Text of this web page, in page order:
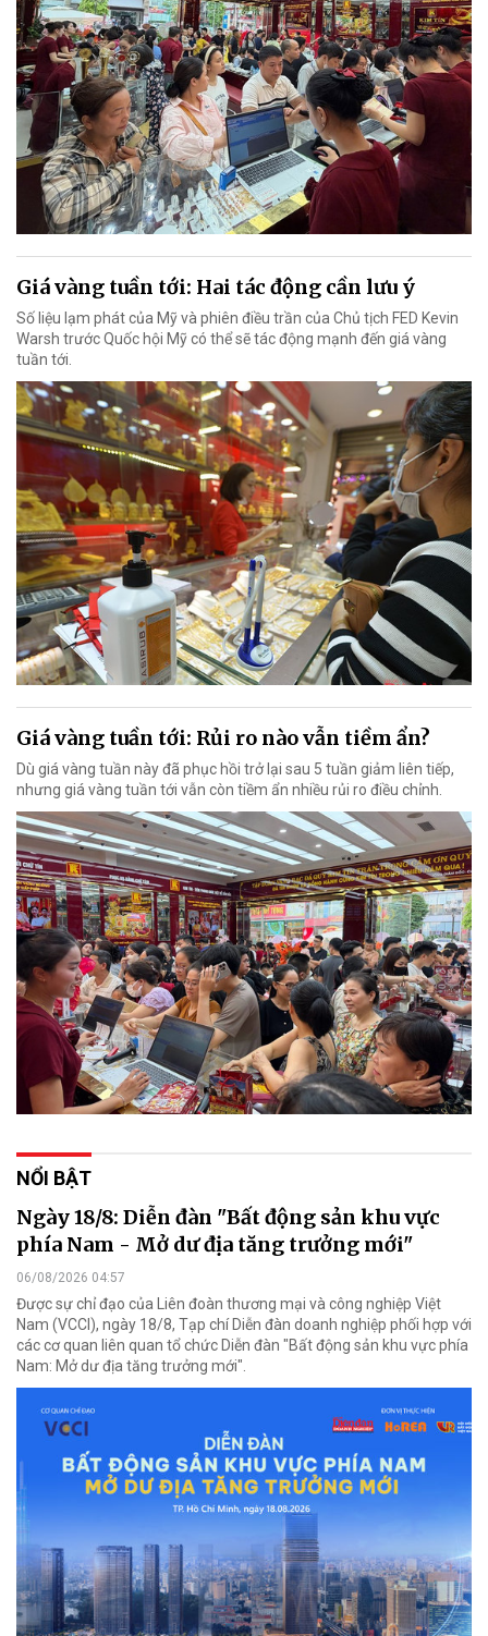
Giá vàng tuần tới: Hai tác động cần lưu ý
Số liệu lạm phát của Mỹ và phiên điều trần của Chủ tịch FED Kevin
Warsh trước Quốc hội Mỹ có thể sẽ tác động mạnh đến giá vàng
tuần tới.
Giá vàng tuần tới: Rủi ro nào vẫn tiềm ẩn?
Dù giá vàng tuần này đã phục hồi trở lại sau 5 tuần giảm liên tiếp,
nhưng giá vàng tuần tới vẫn còn tiềm ẩn nhiều rủi ro điều chỉnh.
NỔI BẬT
Ngày 18/8: Diễn đàn "Bất động sản khu vực
phía Nam - Mở dư địa tăng trưởng mới"
06/08/2026 04:57
Được sự chỉ đạo của Liên đoàn thương mại và công nghiệp Việt
Nam (VCCI), ngày 18/8, Tạp chí Diễn đàn doanh nghiệp phối hợp với
các cơ quan liên quan tổ chức Diễn đàn "Bất động sản khu vực phía
Nam: Mở dư địa tăng trưởng mới".